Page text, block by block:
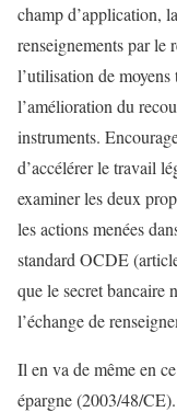
champ d’application,
renseignements par le
l’utilisation de
l’amélioration du
instruments.
d’accélérer le travail
examiner les deux
les actions menées
standard OCDE
que le secret bancaire
l’échange de
Il en va de même en
épargne (2003/48/